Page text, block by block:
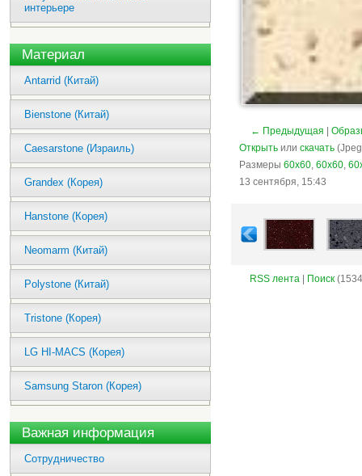
интерьере
Материал
Antarrid (Китай)
Bienstone (Китай)
Caesarstone (Израиль)
Grandex (Корея)
Hanstone (Корея)
Neomarm (Китай)
Polystone (Китай)
Tristone (Корея)
LG HI-MACS (Корея)
Samsung Staron (Корея)
Важная информация
Сотрудничество
← Предыдущая
Открыть или скачать
Размеры 60x60, 60x60,
13 сентября, 15:43
RSS лента| Поиск